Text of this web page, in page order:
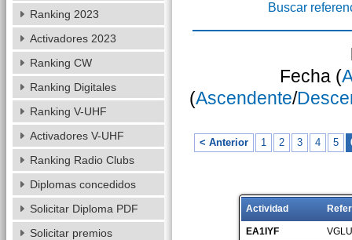
Buscar
Fecha (
(Ascendente/
< Anterior 1 2 3 4 5
Actividad
EA1IYF
Ranking 2023
Activadores 2023
Ranking CW
Ranking Digitales
Ranking V-UHF
Activadores V-UHF
Ranking Radio Clubs
Diplomas concedidos
Solicitar Diploma PDF
Solicitar premios